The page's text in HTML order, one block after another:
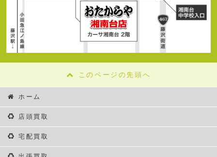
このページの先頭へ
ホーム
店頭買取
宅配買取